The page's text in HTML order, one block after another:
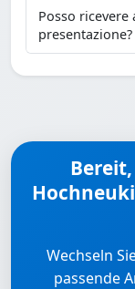
Posso ricevere
presentazione?
Wechseln
passende